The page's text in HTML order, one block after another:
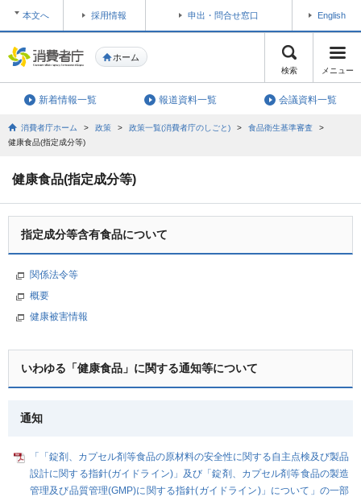
ホーム
本文へ 採用情報 申出・問合せ窓口 English
メニュー
検索
新着情報一覧 報道資料一覧 会議資料一覧
消費者庁ホーム > 政策 > 政策一覧(消費者庁のしごと) > 食品衛生基準審査
>
健康食品(指定成分等)
健康食品(指定成分等)
指定成分等含有食品について
関係法令等
概要
健康被害情報
いわゆる「健康食品」に関する通知等について
通知
「「錠剤、カプセル剤等食品の原材料の安全性に関する自主点検及び製品
設計に関する指針(ガイドライン)」及び「錠剤、カプセル剤等食品の製造
管理及び品質管理(GMP)に関する指針(ガイドライン)」について」の一部